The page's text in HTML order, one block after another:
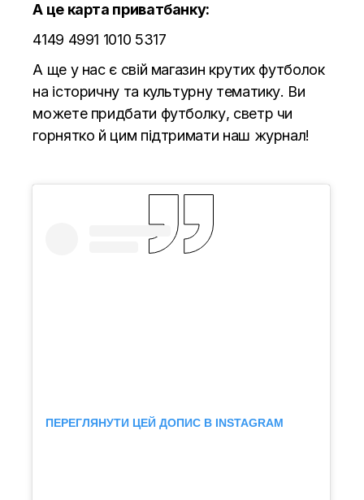
А це карта приватбанку:
4149 4991 1010 5317
А ще у нас є свій магазин крутих футболок
на історичну та культурну тематику. Ви
можете придбати футболку, светр чи
горнятко й цим підтримати наш журнал!
ПЕРЕГЛЯНУТИ ЦЕЙ ДОПИС В INSTAGRAM